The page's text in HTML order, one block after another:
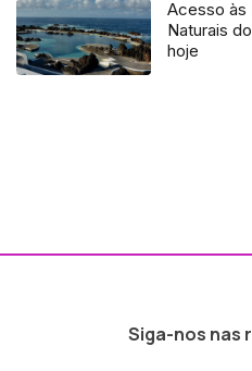
Acesso às
Naturais
hoje
Siga-nos nas